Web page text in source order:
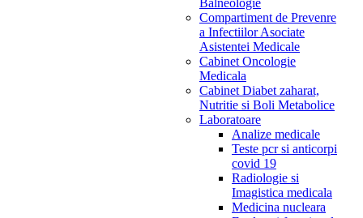
Balneologie
Compartiment de Prevenre
a Infectiilor Asociate
Asistentei Medicale
Cabinet Oncologie
Medicala
Cabinet Diabet zaharat,
Nutritie si Boli Metabolice
Laboratoare
Analize medicale
Teste pcr si anticorpi
covid 19
Radiologie si
Imagistica medicala
Medicina nucleara